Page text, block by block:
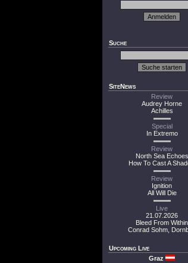
Suche
SiteNews
Review
Audrey Horne
Achilles
Special
In Extremo
Review
North Sea Echoes
How To Cast A
Review
Ignition
All Will Die
Live
21.07.2026
Bleed From Within
Conrad Sohm,
Upcoming Live
Graz